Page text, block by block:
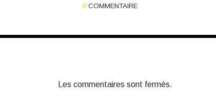
0 COMMENTAIRE
Les commentaires sont fermés.